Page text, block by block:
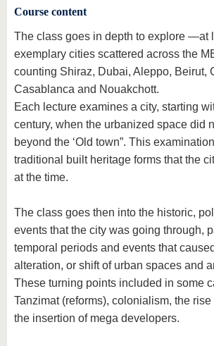
Course content
The class goes in depth to explore —at
exemplary cities scattered across the
counting Shiraz, Dubai, Aleppo, Beirut,
Casablanca and Nouakchott.
Each lecture examines a city, starting
century, when the urbanized space did
beyond the ‘Old town”. This
traditional built heritage forms that the
at the time.
The class goes then into the historic,
events that the city was going through,
temporal periods and events that
alteration, or shift of urban spaces and
These turning points included in some
Tanzimat (reforms), colonialism, the
the insertion of mega developers.